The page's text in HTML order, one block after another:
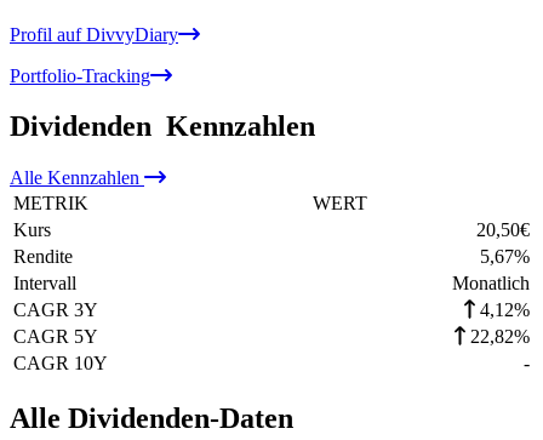
Profil auf DivvyDiary
Portfolio-Tracking
Dividenden Kennzahlen
Alle Kennzahlen
METRIK
WERT
Kurs
20,50€
Rendite
5,67%
Intervall
Monatlich
CAGR 3Y
4,12%
CAGR 5Y
22,82%
CAGR 10Y
-
Alle Dividenden-Daten